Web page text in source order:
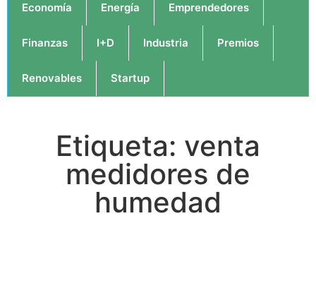
Economía Energía Emprendedores
Finanzas I+D Industria Premios
Renovables Startup
Etiqueta: venta
medidores de
humedad